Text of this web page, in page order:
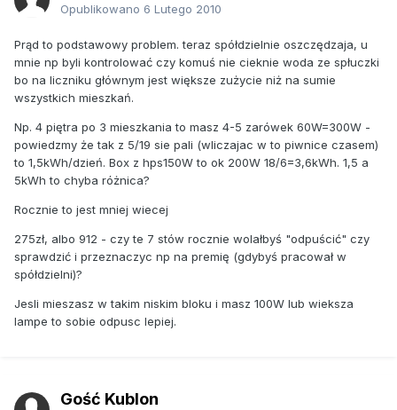
Opublikowano 6 Lutego 2010
Prąd to podstawowy problem. teraz spółdzielnie oszczędzaja, u
mnie np byli kontrolować czy komuś nie cieknie woda ze spłuczki
bo na liczniku głównym jest większe zużycie niż na sumie
wszystkich mieszkań.
Np. 4 piętra po 3 mieszkania to masz 4-5 zarówek 60W=300W -
powiedzmy że tak z 5/19 sie pali (wliczajac w to piwnice czasem)
to 1,5kWh/dzień. Box z hps150W to ok 200W 18/6=3,6kWh. 1,5 a
5kWh to chyba różnica?
Rocznie to jest mniej wiecej
275zł, albo 912 - czy te 7 stów rocznie wolałbyś "odpuścić" czy
sprawdzić i przeznaczyc np na premię (gdybyś pracował w
spółdzielni)?
Jesli mieszasz w takim niskim bloku i masz 100W lub wieksza
lampe to sobie odpusc lepiej.
Gość Kublon